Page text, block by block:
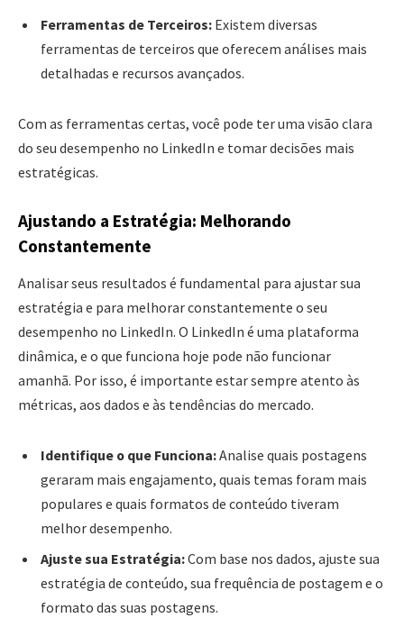
Ferramentas de Terceiros: Existem diversas
ferramentas de terceiros que oferecem análises mais
detalhadas e recursos avançados.
Com as ferramentas certas, você pode ter uma visão clara
do seu desempenho no LinkedIn e tomar decisões mais
estratégicas.
Ajustando a Estratégia: Melhorando
Constantemente
Analisar seus resultados é fundamental para ajustar sua
estratégia e para melhorar constantemente o seu
desempenho no LinkedIn. O LinkedIn é uma plataforma
dinâmica, e o que funciona hoje pode não funcionar
amanhã. Por isso, é importante estar sempre atento às
métricas, aos dados e às tendências do mercado.
Identifique o que Funciona:Analise quais postagens
geraram mais engajamento, quais temas foram mais
populares e quais formatos de conteúdo tiveram
melhor desempenho.
Ajuste sua Estratégia:Com base nos dados, ajuste sua
estratégia de conteúdo, sua frequência de postagem e o
formato das suas postagens.